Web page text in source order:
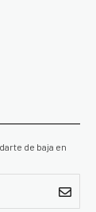
de baja en